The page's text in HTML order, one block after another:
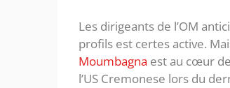
Les dirigeants de l’OM
profils est certes active.
Moumbagna est au cœur
l’US Cremonese lors du